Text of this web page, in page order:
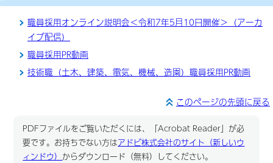
職員採用オンライン説明会＜令和7年5月10日開催＞（アーカ
イブ配信）
職員採用PR動画
技術職（土木、建築、電気、機械、造園）職員採用PR動画
このページの先頭に戻る
PDFファイルをご覧いただくには、「Acrobat Reader」が必
要です。お持ちでない方はアドビ株式会社のサイト（新しいウ
ィンドウ） からダウンロード（無料）してください。